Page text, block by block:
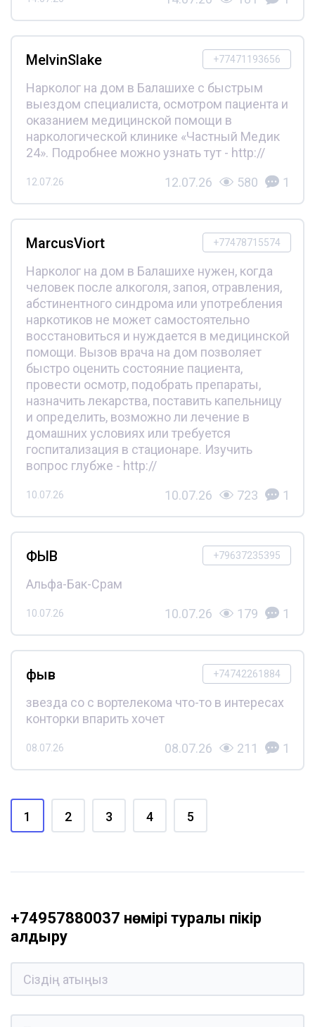
+77471193656
MelvinSlake
Нарколог на дом в Балашихе с быстрым
выездом специалиста, осмотром пациента и
оказанием медицинской помощи в
наркологической клинике «Частный Медик
24». Подробнее можно узнать тут - http://
12.07.26 12.07.26 580 1
+77478715574
MarcusViort
Нарколог на дом в Балашихе нужен, когда
человек после алкоголя, запоя, отравления,
абстинентного синдрома или употребления
наркотиков не может самостоятельно
восстановиться и нуждается в медицинской
помощи. Вызов врача на дом позволяет
быстро оценить состояние пациента,
провести осмотр, подобрать препараты,
назначить лекарства, поставить капельницу
и определить, возможно ли лечение в
домашних условиях или требуется
госпитализация в стационаре. Изучить
вопрос глубже - http://
10.07.26 10.07.26 723 1
+79637235395
ФЫВ
Альфа-Бак-Срам
10.07.26 10.07.26 179 1
+74742261884
фыв
звезда со с вортелекома что-то в интересах
конторки впарить хочет
08.07.26 08.07.26 211 1
1 2 3 4 5
+74957880037 нөмірі туралы пікір
қалдыру